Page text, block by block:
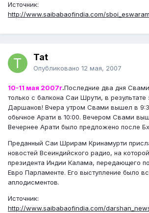
Источник:
http://www.saibabaofindia.com/
Tat
Опубликовано 12 мая, 2007
10-11 мая 2007г.Последние два дня
только с балкона Саи Шрути, в результате
Даршанов! Вчера утром Свами вышел в
обычное Арати в 10:00. Вечером Свами
Вечернее Арати было предложено после
Преданный Саи Шрирам Кринамурти
новостей Всеиндийского радио, на
президента Индии Калама, передающего
Евро Парламенте. Его выступление было
аплодисментов.
Источник:
http://www.saibabaofindia.com/